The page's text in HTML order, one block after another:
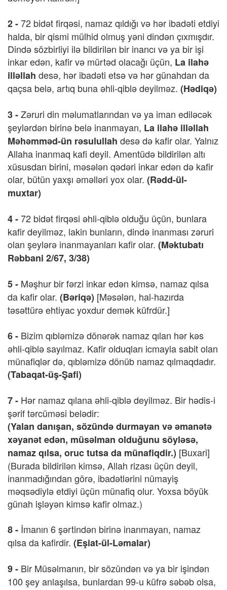
2 -72 bidət firqəsi, namaz qıldığı və hər ibadəti etdiyi
halda, bir qismi mülhid olmuş yəni dindən çıxmışdır.
Dində sözbirliyi ilə bildirilən bir inancı və ya bir işi
inkar edən, kafir və mürtəd olacağı üçün, La ilahə
illəllah desə, hər ibadəti etsə və hər günahdan da
qaçsa belə, artıq buna əhli-qiblə deyilməz. (Hədiqə)
3 -Zəruri din məlumatlarından və ya iman ediləcək
şeylərdən birinə belə inanmayan, La ilahə illəllah
Məhəmməd-ün rəsulullah desə də kafir olar. Yalnız
Allaha inanmaq kafi deyil. Amentüdə bildirilən altı
xüsusdan birini, məsələn qədəri inkar edən də kafir
olar, bütün yaxşı əməlləri yox olar. (Rədd-ül-
muxtar)
4 -72 bidət firqəsi əhli-qiblə olduğu üçün, bunlara
kafir deyilməz, lakin bunların, dində inanması zəruri
olan şeylərə inanmayanları kafir olar. (Məktubatı
Rəbbani 2/67, 3/38)
5 - Məşhur bir fərzi inkar edən kimsə, namaz qılsa
da kafir olar. (Bəriqə) [Məsələn, hal-hazırda
təsəttürə ehtiyac yoxdur demək küfrdür.]
6 - Bizim qıbləmizə dönərək namaz qılan hər kəs
əhli-qiblə sayılmaz. Kafir olduqları icmayla sabit olan
münafiqlər də, qıbləmizə dönüb namaz qılmaqdadır.
(Tabaqat-üş-Şafi)
7 - Hər namaz qılana əhli-qiblə deyilməz. Bir hədis-i
şərif tərcüməsi belədir:
(Yalan danışan, sözündə durmayan və əmanətə
xəyanət edən, müsəlman olduğunu söyləsə,
namaz qılsa, oruc tutsa da münafiqdir.) [Buxari]
(Burada bildirilən kimsə, Allah rizası üçün deyil,
inanmadığından görə, ibadətlərini nümayiş
məqsədiylə etdiyi üçün münafiq olur. Yoxsa böyük
günah işləyən kimsə kafir olmaz.)
8 - İmanın 6 şərtindən birinə inanmayan, namaz
qılsa da kafirdir. (Eşiat-ül-Ləmalar)
9 - Bir Müsəlmanın, bir sözündən və ya bir işindən
100 şey anlaşılsa, bunlardan 99-u küfrə səbəb olsa,